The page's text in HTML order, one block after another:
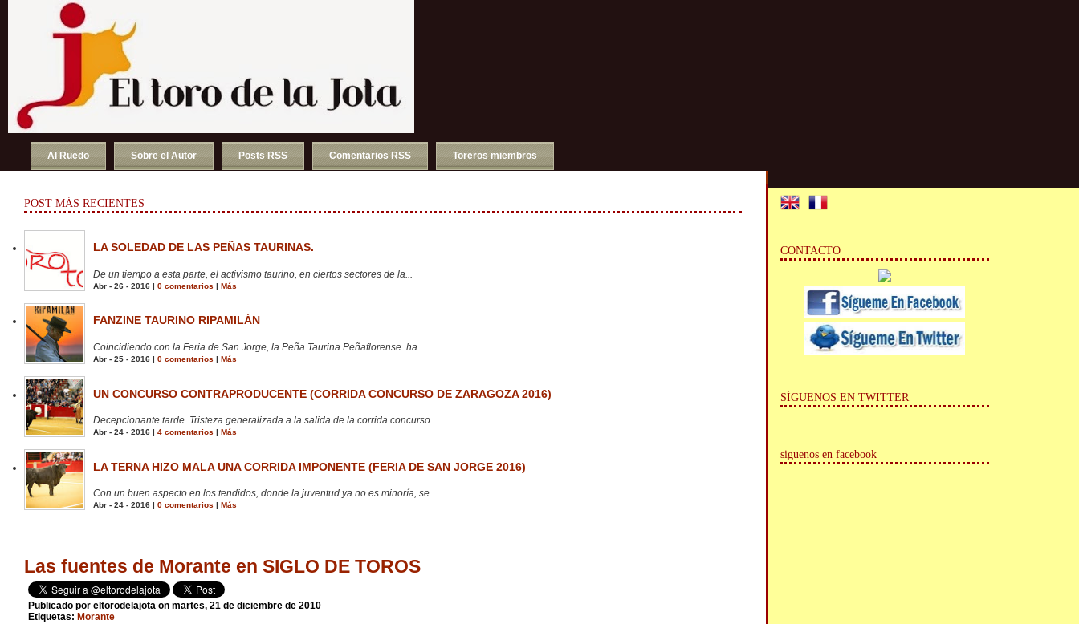
Al Ruedo Sobre el Autor Posts RSS Comentarios RSS Toreros miembros
POST MÁS RECIENTES
LA SOLEDAD DE LAS PEÑAS TAURINAS.
De un tiempo a esta parte, el activismo taurino, en ciertos sectores de la...
Abr - 26 - 2016 | 0 comentarios | Más
FANZINE TAURINO RIPAMILÁN
Coincidiendo con la Feria de San Jorge, la Peña Taurina Peñaflorense ha...
Abr - 25 - 2016 | 0 comentarios | Más
UN CONCURSO CONTRAPRODUCENTE (CORRIDA CONCURSO DE ZARAGOZA 2016)
Decepcionante tarde. Tristeza generalizada a la salida de la corrida concurso...
Abr - 24 - 2016 | 4 comentarios | Más
LA TERNA HIZO MALA UNA CORRIDA IMPONENTE (FERIA DE SAN JORGE 2016)
Con un buen aspecto en los tendidos, donde la juventud ya no es minoría, se...
Abr - 24 - 2016 | 0 comentarios Más
Las fuentes de Morante en SIGLO DE TOROS
Publicado por eltorodelajota on martes, 21 de diciembre de 2010
Etiquetas: Morante
CONTACTO
SÍGUENOS EN TWITTER
siguenos en facebook